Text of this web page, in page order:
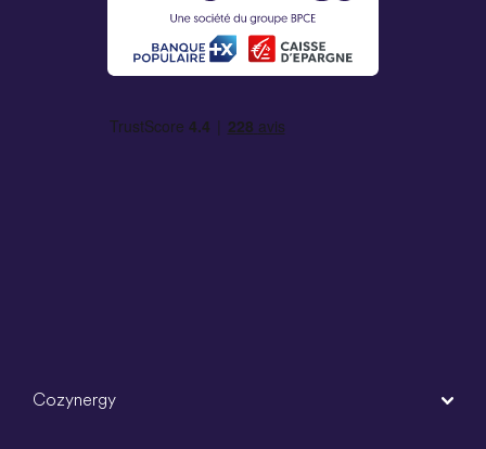
Cozynergy